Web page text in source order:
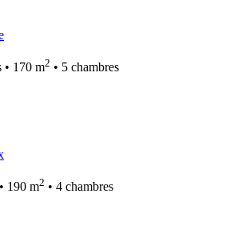
• 170 m2 • 5 chambres
190 m2 • 4 chambres